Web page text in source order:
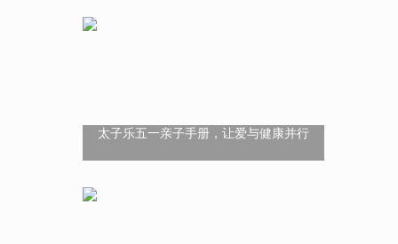
太子乐五一亲子手册，让爱与健康并行